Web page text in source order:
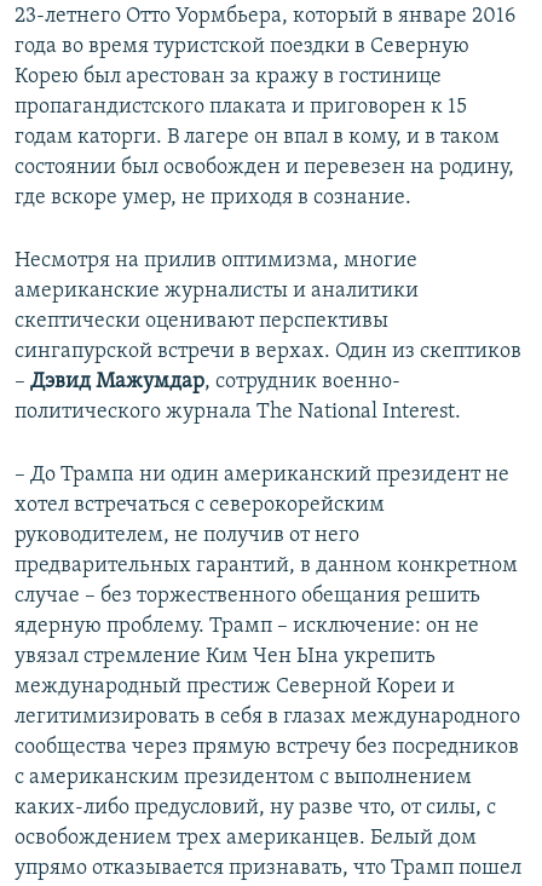
23-летнего Отто Уормбьера, который в январе 2016
года во время туристской поездки в Северную
Корею был арестован за кражу в гостинице
пропагандистского плаката и приговорен к 15
годам каторги. В лагере он впал в кому, и в таком
состоянии был освобожден и перевезен на родину,
где вскоре умер, не приходя в сознание.
Несмотря на прилив оптимизма, многие
американские журналисты и аналитики
скептически оценивают перспективы
сингапурской встречи в верхах. Один из скептиков
– Дэвид Мажумдар, сотрудник военно-
политического журнала The National Interest.
– До Трампа ни один американский президент не
хотел встречаться с северокорейским
руководителем, не получив от него
предварительных гарантий, в данном конкретном
случае – без торжественного обещания решить
ядерную проблему. Трамп – исключение: он не
увязал стремление Ким Чен Ына укрепить
международный престиж Северной Кореи и
легитимизировать в себя в глазах международного
сообщества через прямую встречу без посредников
с американским президентом с выполнением
каких-либо предусловий, ну разве что, от силы, с
освобождением трех американцев. Белый дом
упрямо отказывается признавать, что Трамп пошел